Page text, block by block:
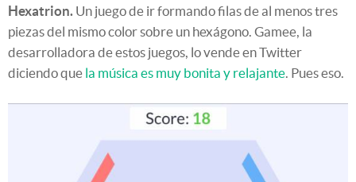
Hexatrion. Un juego de ir formando filas de al menos tres
piezas del mismo color sobre un hexágono. Gamee, la
desarrolladora de estos juegos, lo vende en Twitter
diciendo que la música es muy bonita y relajante. Pues eso.